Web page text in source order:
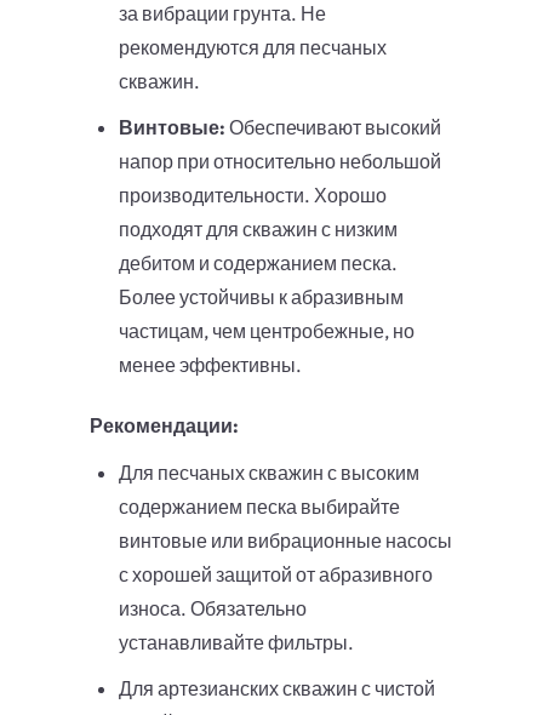
за вибрации грунта. Не
рекомендуются для песчаных
скважин.
Винтовые: Обеспечивают высокий
напор при относительно небольшой
производительности. Хорошо
подходят для скважин с низким
дебитом и содержанием песка.
Более устойчивы к абразивным
частицам, чем центробежные, но
менее эффективны.
Рекомендации:
Для песчаных скважин с высоким
содержанием песка выбирайте
винтовые или вибрационные насосы
с хорошей защитой от абразивного
износа. Обязательно
устанавливайте фильтры.
Для артезианских скважин с чистой